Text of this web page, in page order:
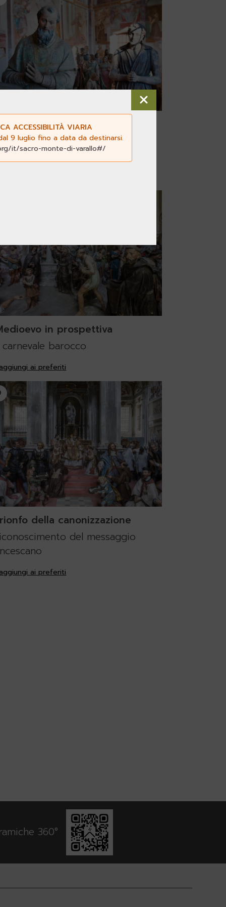
possedete oro né argento”
giorno alla Porziuncola...
ai preferiti
in prospettiva
barocco
ai preferiti
della canonizzazione
del messaggio
ai preferiti
360°
ACCESSIBILITÀ VIARIA
9 luglio fino a data da destinarsi.
it/sacro-monte-di-varallo#/